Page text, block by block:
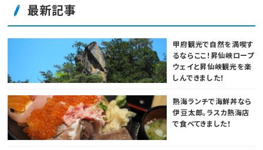
最新記事
甲府観光で自然を満喫す
るならここ！昇仙峡ロープ
ウェイと昇仙峡観光を楽
しんできました！
熱海ランチで海鮮丼なら
伊豆太郎。ラスカ熱海店
で食べてきました！